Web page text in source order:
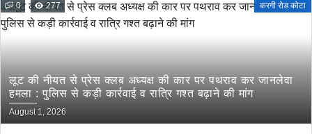
0 277 करगी रोड कोटा
लूट की नीयत से प्रेस क्लब अध्यक्ष की कार पर पथराव कर जानलेवा
हमला : पुलिस से कड़ी कार्रवाई व रात्रि गश्त बढ़ाने की मांग
August 1, 2026